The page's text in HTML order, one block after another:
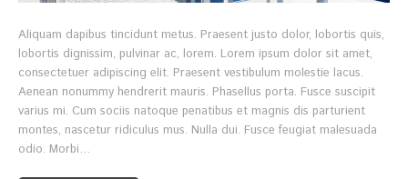
Aliquam dapibus tincidunt metus. Praesent justo dolor, lobortis quis,
lobortis dignissim, pulvinar ac, lorem. Lorem ipsum dolor sit amet,
consectetuer adipiscing elit. Praesent vestibulum molestie lacus.
Aenean nonummy hendrerit mauris. Phasellus porta. Fusce suscipit
varius mi. Cum sociis natoque penatibus et magnis dis parturient
montes, nascetur ridiculus mus. Nulla dui. Fusce feugiat malesuada
odio. Morbi…